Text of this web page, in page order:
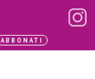
ABBONATI